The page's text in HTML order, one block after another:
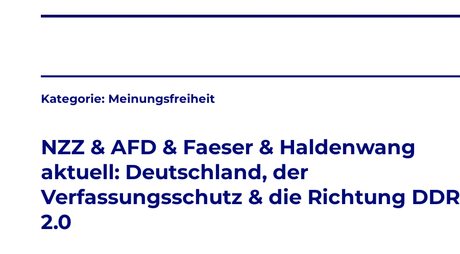
Kategorie: Meinungsfreiheit
NZZ & AFD & Faeser & Haldenwang
aktuell: Deutschland, der
Verfassungsschutz & die Richtung DDR
2.0